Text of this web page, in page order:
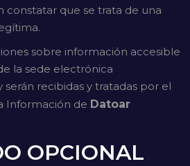
que se trata de una
sobre información accesible
la sede electrónica
serán recibidas y tratadas por el
Información de Datoar
OPCIONAL